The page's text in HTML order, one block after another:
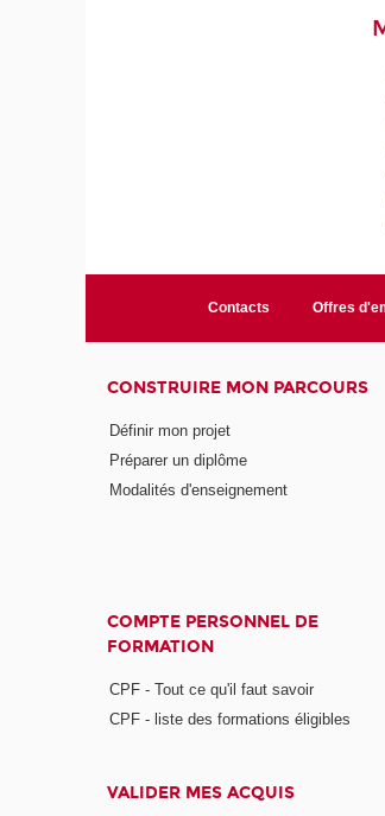
Contacts Offres
CONSTRUIRE MON PARCOURS
Définir mon projet
Préparer un diplôme
Modalités d'enseignement
COMPTE PERSONNEL DE
FORMATION
CPF - Tout ce qu'il faut savoir
CPF - liste des formations éligibles
VALIDER MES ACQUIS